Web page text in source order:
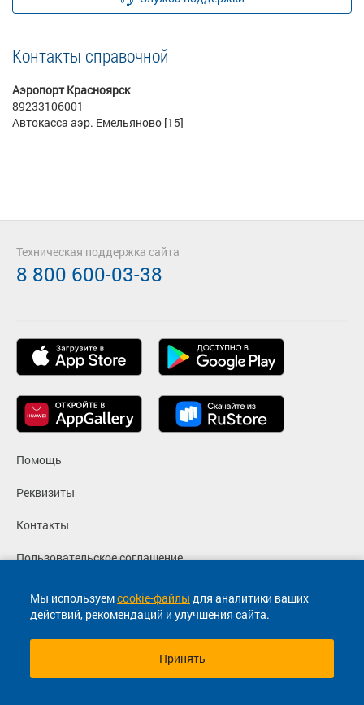
Контакты справочной
Аэропорт Красноярск
89233106001
Автокасса аэр. Емельяново [15]
Мы используемcookie-файлы для аналитики ваших
действий, рекомендаций и улучшения сайта.
Принять
Помощь
Реквизиты
Контакты
Пользовательское соглашение
Политика конфиденциальности
Согласие на маркетинговые сообщения
Техническая поддержка сайта
8 800 600-03-38
© 2013-2026, ООО "Капитал"- Онлайн сервис продажи